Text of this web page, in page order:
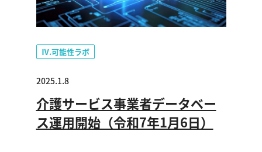
Ⅳ.可能性ラボ
2025.1.8
介護サービス事業者データベー
ス運用開始（令和7年1月6日）